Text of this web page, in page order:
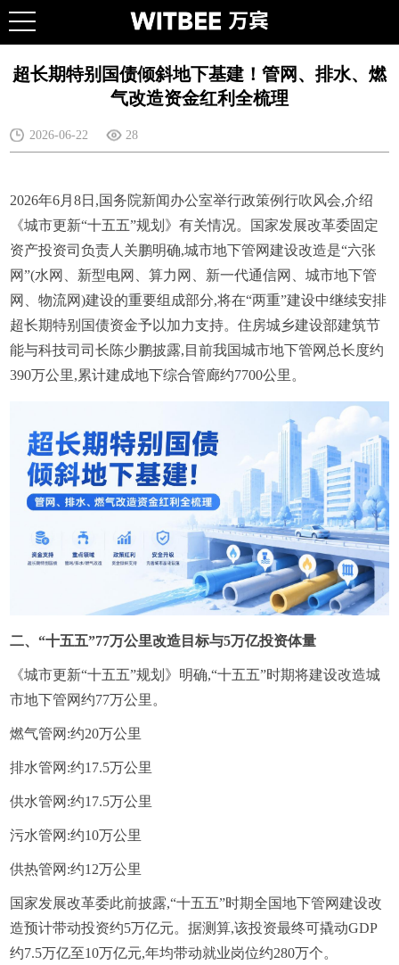
超长期特别国债倾斜地下基建！管网、排水、燃
气改造资金红利全梳理
2026-06-22 28
2026年6月8日,国务院新闻办公室举行政策例行吹风会,介绍
《城市更新“十五五”规划》有关情况。国家发展改革委固定
资产投资司负责人关鹏明确,城市地下管网建设改造是“六张
网”(水网、新型电网、算力网、新一代通信网、城市地下管
网、物流网)建设的重要组成部分,将在“两重”建设中继续安排
超长期特别国债资金予以加力支持。住房城乡建设部建筑节
能与科技司司长陈少鹏披露,目前我国城市地下管网总长度约
390万公里,累计建成地下综合管廊约7700公里。
二、“十五五”77万公里改造目标与5万亿投资体量
《城市更新“十五五”规划》明确,“十五五”时期将建设改造城
市地下管网约77万公里。
‌燃气管网‌:约20万公里
‌排水管网‌:约17.5万公里
‌供水管网‌:约17.5万公里
‌污水管网‌:约10万公里
‌供热管网‌:约12万公里
国家发展改革委此前披露,“十五五”时期全国地下管网建设改
造预计带动投资约5万亿元。据测算,该投资最终可撬动GDP
约7.5万亿至10万亿元,年均带动就业岗位约280万个。